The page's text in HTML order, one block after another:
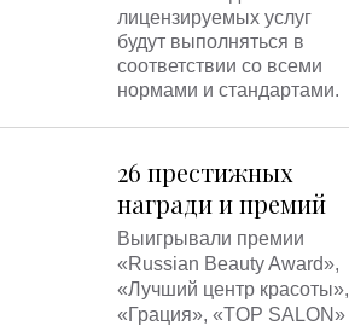
лицензируемых услуг
будут выполняться в
соответствии со всеми
нормами и стандартами.
26 престижных
награди и премий
Выигрывали премии
«Russian Beauty Award»,
«Лучший центр красоты»,
«Грация», «TOP SALON»